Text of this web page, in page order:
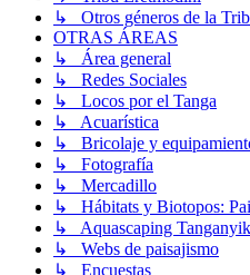
↳ Otros géneros de la
OTRAS ÁREAS
↳ Área general
↳ Redes Sociales
↳ Locos por el Tanga
↳ Acuarística
↳ Bricolaje y
↳ Fotografía
↳ Mercadillo
↳ Hábitats y Biotopos:
↳ Aquascaping
↳ Webs de paisajismo
↳ Encuestas